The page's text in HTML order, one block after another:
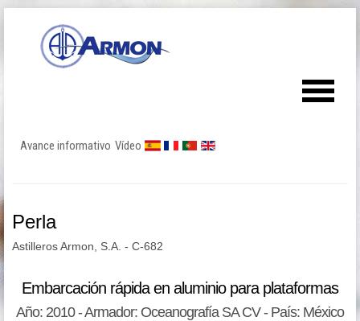
Avance informativo Vídeo
Perla
Astilleros Armon, S.A. - C-682
Embarcación rápida en aluminio para plataformas
Año: 2010 - Armador: Oceanografía SA CV - País: México